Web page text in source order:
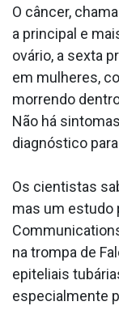
O câncer,
a principal e
ovário, a sexta
em mulheres,
morrendo
Não há
diagnóstico
Os cientistas
mas um estudo
na trompa de
epiteliais
especialmente